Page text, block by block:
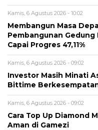
Kamis, 6 Agustus 2026 - 10:02
Membangun Masa
Pembangunan Gedung
Capai Progres 47,11%
Kamis, 6 Agustus 2026 - 09:02
Investor Masih Minati
Bittime
Kamis, 6 Agustus 2026 - 09:02
Cara Top Up Diamond
Aman di Gamezi